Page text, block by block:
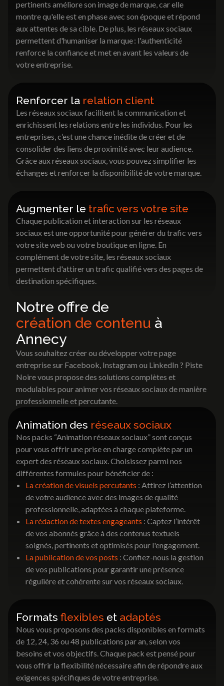
pertinents améliore son image de marque, car elle
montre qu'elle est en phase avec son époque et répond
aux attentes de sa cible. De plus, les réseaux sociaux
permettent d'humaniser la marque : l'authenticité
renforce la confiance et met en avant les valeurs de
votre entreprise.
Renforcer la relation client
Les réseaux sociaux facilitent la communication et
enrichissent les relations entre les individus. Pour les
entreprises, c’est une chance inédite de créer et de
consolider des liens de proximité avec leur audience.
Grâce aux réseaux sociaux, vous pouvez simplifier les
échanges et renforcer la disponibilité de votre marque.
Augmenter le trafic vers votre site
Chaque publication et interaction sur les réseaux
sociaux est une opportunité pour générer du trafic vers
votre site web ou votre boutique en ligne. En
complément de votre site, les réseaux sociaux
permettent d'attirer un trafic qualifié vers des pages de
destination spécifiques.
Notre offre de
création de contenu à
Annecy
Vous souhaitez créer ou développer votre page
entreprise sur Facebook, Instagram ou LinkedIn ? Piste
Noire vous propose des solutions complètes et
modulables pour animer vos réseaux sociaux de manière
professionnelle et percutante.
Animation des réseaux sociaux
Nos packs “Animation réseaux sociaux” sont conçus
pour vous offrir une prise en charge complète par un
expert des réseaux sociaux. Choisissez parmi nos
différentes formules pour bénéficier de :
La création de visuels percutants : Attirez l’attention
de votre audience avec des images de qualité
professionnelle, adaptées à chaque plateforme.
La rédaction de textes engageants : Captez l’intérêt
de vos abonnés grâce à des contenus textuels
soignés, pertinents et optimisés pour l'engagement.
La publication de vos posts : Confiez-nous la gestion
de vos publications pour garantir une présence
régulière et cohérente sur vos réseaux sociaux.
Formats flexibles et adaptés
Nous vous proposons des packs disponibles en formats
de 12, 24, 36 ou 48 publications par an, selon vos
besoins et vos objectifs. Chaque pack est pensé pour
vous offrir la flexibilité nécessaire afin de répondre aux
exigences spécifiques de votre entreprise.